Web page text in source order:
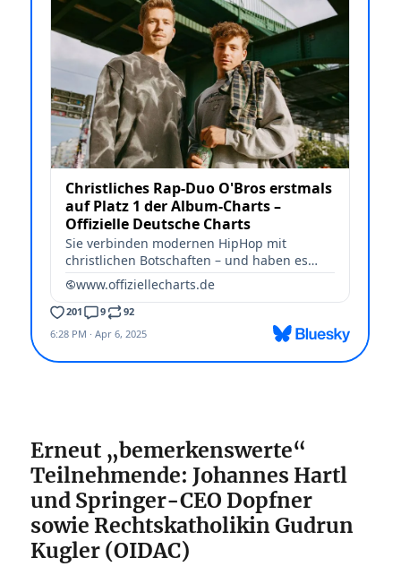
Erneut „bemerkenswerte“
Teilnehmende: Johannes Hartl
und Springer-CEO Dopfner
sowie Rechtskatholikin Gudrun
Kugler (OIDAC)